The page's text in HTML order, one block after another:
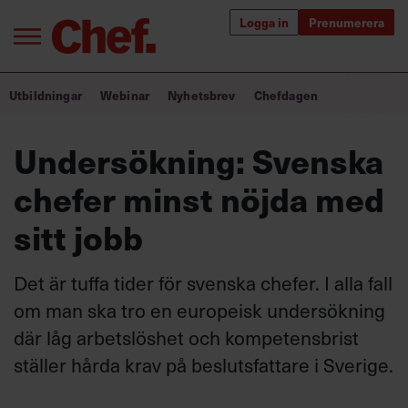
Logga in Prenumerera
Annonsera
Om oss
Bra ledare förändrar världen
Utbildning för ledare
Chefakademin+
Populära utbildningar
Utbildningar Webinar Nyhetsbrev Chefdagen
Undersökning: Svenska
chefer minst nöjda med
sitt jobb
Det är tuffa tider för svenska chefer. I alla fall
om man ska tro en europeisk undersökning
där låg arbetslöshet och kompetensbrist
ställer hårda krav på beslutsfattare i Sverige.